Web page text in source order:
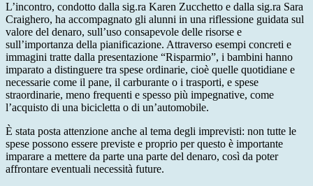
L’incontro, condotto dalla sig.ra Karen Zucchetto e dalla sig.ra Sara
Craighero, ha accompagnato gli alunni in una riflessione guidata sul
valore del denaro, sull’uso consapevole delle risorse e
sull’importanza della pianificazione. Attraverso esempi concreti e
immagini tratte dalla presentazione “Risparmio”, i bambini hanno
imparato a distinguere tra spese ordinarie, cioè quelle quotidiane e
necessarie come il pane, il carburante o i trasporti, e spese
straordinarie, meno frequenti e spesso più impegnative, come
l’acquisto di una bicicletta o di un’automobile.
È stata posta attenzione anche al tema degli imprevisti: non tutte le
spese possono essere previste e proprio per questo è importante
imparare a mettere da parte una parte del denaro, così da poter
affrontare eventuali necessità future.